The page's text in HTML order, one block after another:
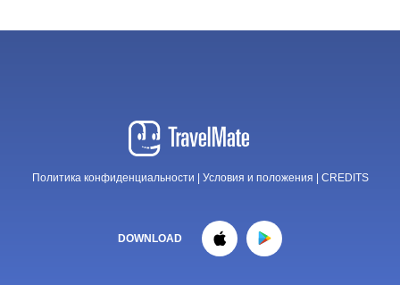
Политика конфиденциальности Условия и положения CREDITS
DOWNLOAD